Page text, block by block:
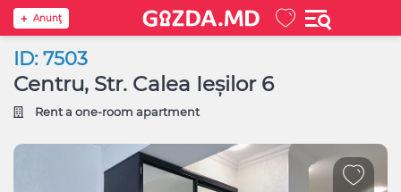
Anunţ
ID: 7503
Centru, Str. Calea Ieșilor 6
Rent a one-room apartment